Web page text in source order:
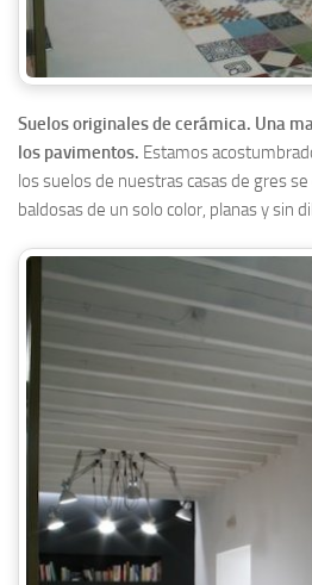
Suelos originales de cerámica. Una
los pavimentos. Estamos
los suelos de nuestras casas de gres
baldosas de un solo color, planas y sin